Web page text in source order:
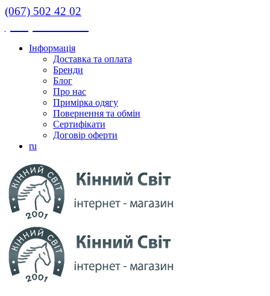
(067) 502 42 02
Інформація
Доставка та оплата
Бренди
Блог
Про нас
Примірка одягу
Повернення та обмін
Сертифікати
Договір оферти
ru